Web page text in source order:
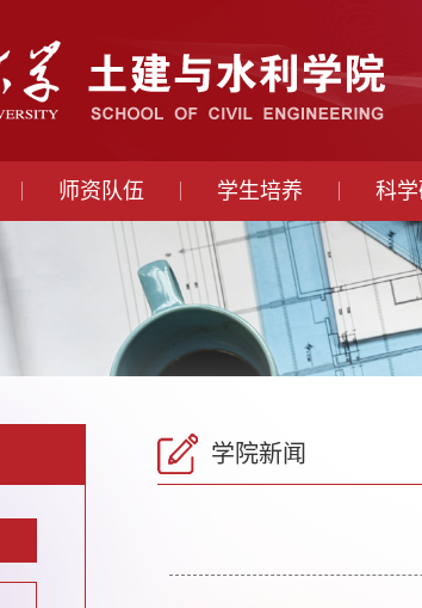
师资队伍 学生培养 科
学院新闻